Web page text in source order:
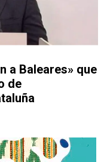
a Baleares» que
de